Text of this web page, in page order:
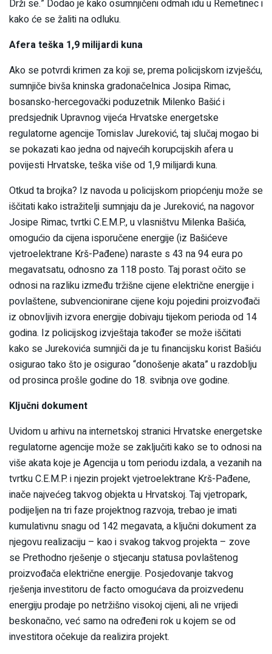
Drži se.” Dodao je kako osumnjičeni odmah idu u Remetinec i
kako će se žaliti na odluku.
Afera teška 1,9 milijardi kuna
Ako se potvrdi krimen za koji se, prema policijskom izvješću,
sumnjiče bivša kninska gradonačelnica Josipa Rimac,
bosansko-hercegovački poduzetnik Milenko Bašić i
predsjednik Upravnog vijeća Hrvatske energetske
regulatorne agencije Tomislav Jureković, taj slučaj mogao bi
se pokazati kao jedna od najvećih korupcijskih afera u
povijesti Hrvatske, teška više od 1,9 milijardi kuna.
Otkud ta brojka? Iz navoda u policijskom priopćenju može se
iščitati kako istražitelji sumnjaju da je Jureković, na nagovor
Josipe Rimac, tvrtki C.E.M.P., u vlasništvu Milenka Bašića,
omogućio da cijena isporučene energije (iz Bašićeve
vjetroelektrane Krš-Pađene) naraste s 43 na 94 eura po
megavatsatu, odnosno za 118 posto. Taj porast očito se
odnosi na razliku između tržišne cijene električne energije i
povlaštene, subvencionirane cijene koju pojedini proizvođači
iz obnovljivih izvora energije dobivaju tijekom perioda od 14
godina. Iz policijskog izvještaja također se može iščitati
kako se Jurekovića sumnjiči da je tu financijsku korist Bašiću
osigurao tako što je osigurao “donošenje akata” u razdoblju
od prosinca prošle godine do 18. svibnja ove godine.
Ključni dokument
Uvidom u arhivu na internetskoj stranici Hrvatske energetske
regulatorne agencije može se zaključiti kako se to odnosi na
više akata koje je Agencija u tom periodu izdala, a vezanih na
tvrtku C.E.M.P. i njezin projekt vjetroelektrane Krš-Pađene,
inače najvećeg takvog objekta u Hrvatskoj. Taj vjetropark,
podijeljen na tri faze projektnog razvoja, trebao je imati
kumulativnu snagu od 142 megavata, a ključni dokument za
njegovu realizaciju – kao i svakog takvog projekta – zove
se Prethodno rješenje o stjecanju statusa povlaštenog
proizvođača električne energije. Posjedovanje takvog
rješenja investitoru de facto omogućava da proizvedenu
energiju prodaje po netržišno visokoj cijeni, ali ne vrijedi
beskonačno, već samo na određeni rok u kojem se od
investitora očekuje da realizira projekt.